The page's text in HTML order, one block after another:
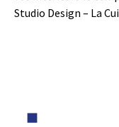
Studio Design – La